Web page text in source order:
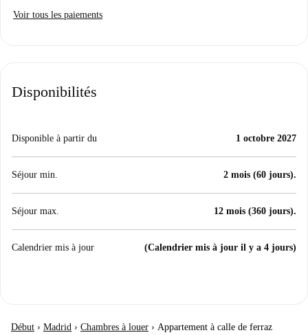
Voir tous les paiements
Disponibilités
Disponible à partir du 1 octobre 2027
Séjour min. 2 mois (60 jours).
Séjour max. 12 mois (360 jours).
Calendrier mis à jour (Calendrier mis à jour il y a 4 jours)
Début › Madrid › Chambres à louer › Appartement à calle de ferraz